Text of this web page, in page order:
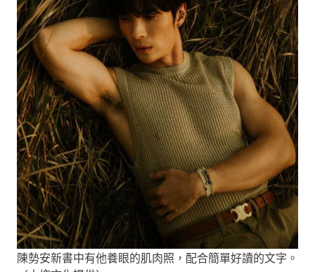
陳勢安新書中有他養眼的肌肉照，配合簡單好讀的文字。